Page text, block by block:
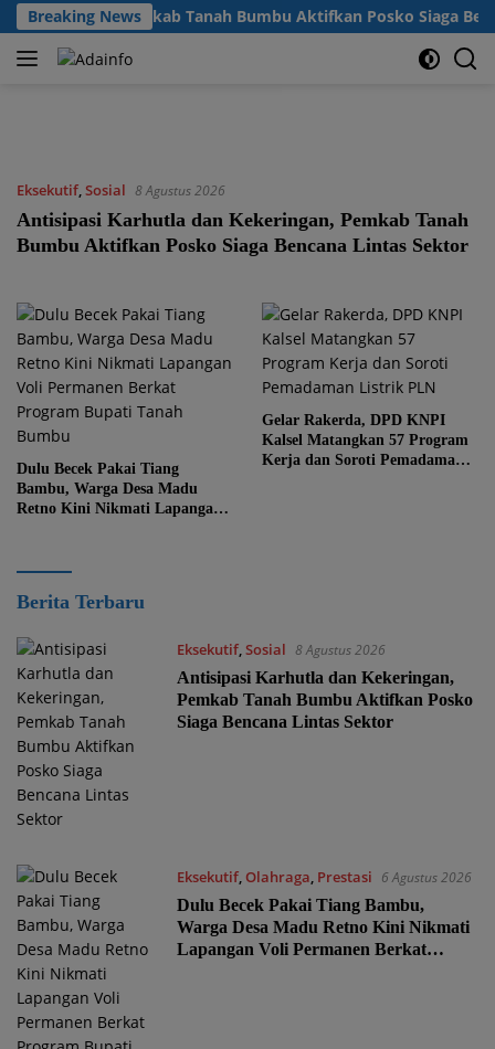
Langsung
ke
konten
Breaking News
Pemkab Tanah Bumbu Aktifkan Posko Siaga Bencana
Eksekutif,Sosial 8 Agustus 2026
Antisipasi Karhutla dan Kekeringan, Pemkab Tanah
Bumbu Aktifkan Posko Siaga Bencana Lintas Sektor
Dulu Becek Pakai Tiang
Bambu, Warga Desa Madu
Retno Kini Nikmati Lapangan
Gelar Rakerda, DPD KNPI
Kalsel Matangkan 57 Program
Kerja dan Soroti Pemadaman
Adainfo
Berita Terbaru
Eksekutif,Sosial 8 Agustus 2026
Antisipasi Karhutla dan Kekeringan,
Pemkab Tanah Bumbu Aktifkan Posko
Siaga Bencana Lintas Sektor
Eksekutif, Olahraga, Prestasi 6 Agustus 2026
Dulu Becek Pakai Tiang Bambu,
Warga Desa Madu Retno Kini Nikmati
Lapangan Voli Permanen Berkat